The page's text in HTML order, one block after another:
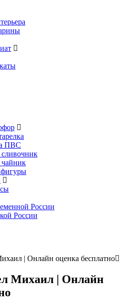
ПВС
России
России
| Онлайн оценка бесплатно
Михаил | Онлайн